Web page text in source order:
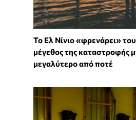
Το Ελ Νίνιο «φρενάρει»
μέγεθος της καταστροφής
μεγαλύτερο από ποτέ